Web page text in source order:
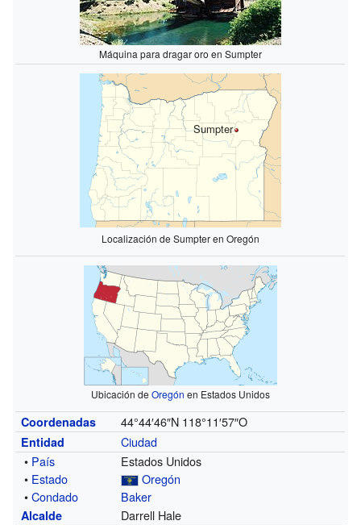
Máquina para dragar oro en Sumpter
Sumpter
Localización de Sumpter en Oregón
Ubicación de Oregón en Estados Unidos
Coordenadas 44°44′46″N 118°11′57″O
Entidad
Ciudad
• País
Estados Unidos
• Estado
Oregón
•Condado Baker
Alcalde Darrell Hale